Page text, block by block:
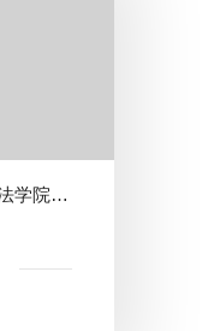
北京理工大学2011级法学院 暑期“大栅栏”顶岗实习实践团圆满结束